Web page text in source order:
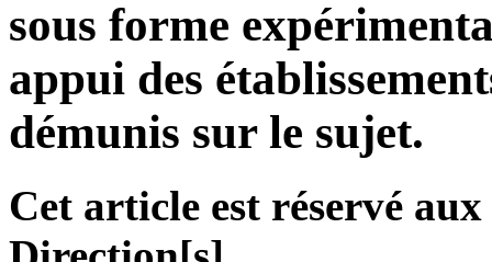
sous forme
appui des
démunis sur le sujet.
Cet article est réservé